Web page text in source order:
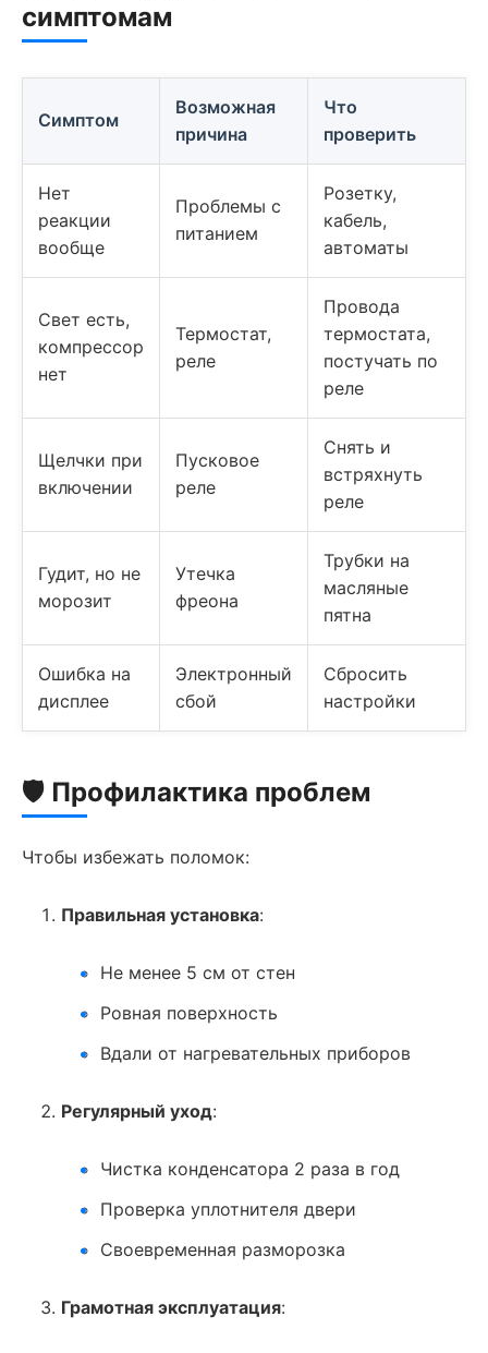
симптомам
Симптом
Возможная
причина
Что
проверить
Нет
реакции
вообще
Проблемы с
питанием
Розетку,
кабель,
автоматы
Свет есть,
компрессор
нет
Термостат,
реле
Провода
термостата,
постучать по
реле
Щелчки при
включении
Пусковое
реле
Снять и
встряхнуть
реле
Гудит, но не
морозит
Утечка
фреона
Трубки на
масляные
пятна
Ошибка на
дисплее
Электронный
сбой
Сбросить
настройки
🛡️ Профилактика проблем
Чтобы избежать поломок:
Правильная установка:
Не менее 5 см от стен
Ровная поверхность
Вдали от нагревательных приборов
Регулярный уход:
Чистка конденсатора 2 раза в год
Проверка уплотнителя двери
Своевременная разморозка
Грамотная эксплуатация: